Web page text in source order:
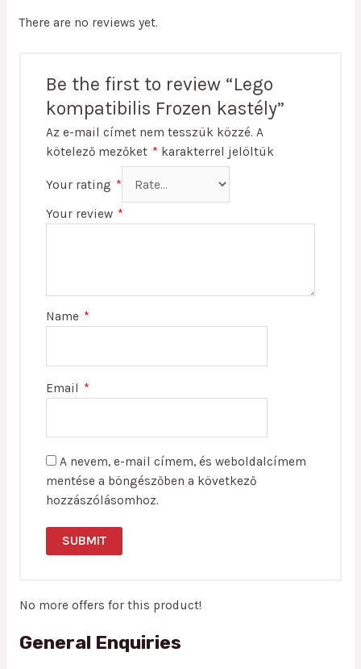
There are no reviews yet.
Be the first to review “Lego
kompatibilis Frozen kastély”
Az e-mail címet nem tesszük közzé. A
kötelező mezőket * karakterrel jelöltük
Your rating *
Your review *
Name *
Email *
A nevem, e-mail címem, és weboldalcímem
mentése a böngészőben a következő
hozzászólásomhoz.
No more offers for this product!
General Enquiries